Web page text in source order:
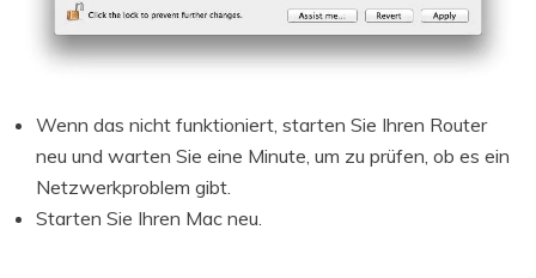
Wenn das nicht funktioniert, starten Sie Ihren Router
neu und warten Sie eine Minute, um zu prüfen, ob es ein
Netzwerkproblem gibt.
Starten Sie Ihren Mac neu.